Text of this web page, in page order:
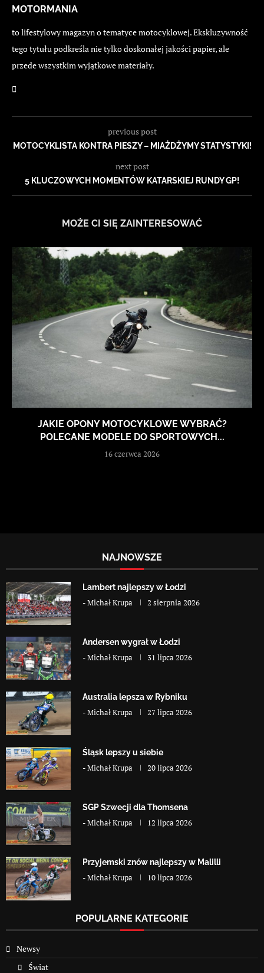
MOTORMANIA
to lifestylowy magazyn o tematyce motocyklowej. Ekskluzywność
tego tytułu podkreśla nie tylko doskonałej jakości papier, ale
przede wszystkim wyjątkowe materiały.
previous post
MOTOCYKLISTA KONTRA PIESZY – MIAŻDŻYMY STATYSTYKI!
next post
5 KLUCZOWYCH MOMENTÓW KATARSKIEJ RUNDY GP!
MOŻE CI SIĘ ZAINTERESOWAĆ
JAKIE OPONY MOTOCYKLOWE WYBRAĆ?
POLECANE MODELE DO SPORTOWYCH...
16 czerwca 2026
NAJNOWSZE
Lambert najlepszy w Łodzi
-Michał Krupa 2 sierpnia 2026
Andersen wygrał w Łodzi
-Michał Krupa 31 lipca 2026
Australia lepsza w Rybniku
-Michał Krupa 27 lipca 2026
Śląsk lepszy u siebie
-Michał Krupa 20 lipca 2026
SGP Szwecji dla Thomsena
-Michał Krupa 12 lipca 2026
Przyjemski znów najlepszy w Malilli
-Michał Krupa 10 lipca 2026
POPULARNE KATEGORIE
Newsy
Świat